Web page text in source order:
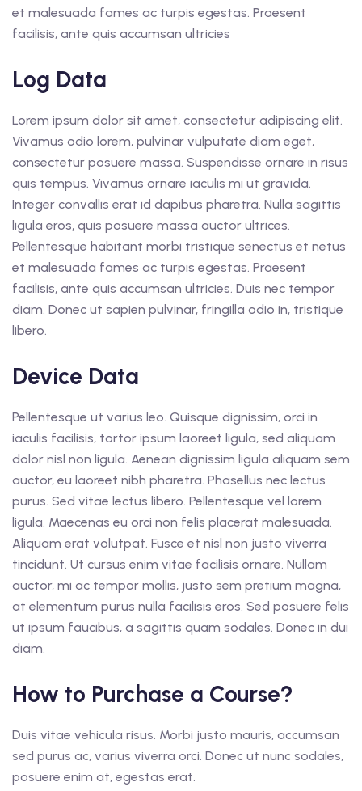
et malesuada fames ac turpis egestas. Praesent
facilisis, ante quis accumsan ultricies
Log Data
Lorem ipsum dolor sit amet, consectetur adipiscing elit.
Vivamus odio lorem, pulvinar vulputate diam eget,
consectetur posuere massa. Suspendisse ornare in risus
quis tempus. Vivamus ornare iaculis mi ut gravida.
Integer convallis erat id dapibus pharetra. Nulla sagittis
ligula eros, quis posuere massa auctor ultrices.
Pellentesque habitant morbi tristique senectus et netus
et malesuada fames ac turpis egestas. Praesent
facilisis, ante quis accumsan ultricies. Duis nec tempor
diam. Donec ut sapien pulvinar, fringilla odio in, tristique
libero.
Device Data
Pellentesque ut varius leo. Quisque dignissim, orci in
iaculis facilisis, tortor ipsum laoreet ligula, sed aliquam
dolor nisl non ligula. Aenean dignissim ligula aliquam sem
auctor, eu laoreet nibh pharetra. Phasellus nec lectus
purus. Sed vitae lectus libero. Pellentesque vel lorem
ligula. Maecenas eu orci non felis placerat malesuada.
Aliquam erat volutpat. Fusce et nisl non justo viverra
tincidunt. Ut cursus enim vitae facilisis ornare. Nullam
auctor, mi ac tempor mollis, justo sem pretium magna,
at elementum purus nulla facilisis eros. Sed posuere felis
ut ipsum faucibus, a sagittis quam sodales. Donec in dui
diam.
How to Purchase a Course?
Duis vitae vehicula risus. Morbi justo mauris, accumsan
sed purus ac, varius viverra orci. Donec ut nunc sodales,
posuere enim at, egestas erat.